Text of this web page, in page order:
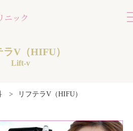
ラV（HIFU）
Lift-v
> リフテラV（HIFU）